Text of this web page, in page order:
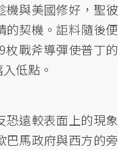
機與美國修好，聖彼
的契機。詎料隨後便
枚戰斧導彈使普丁的
低點。
恐遠較表面上的現象
巴馬政府與西方的旁